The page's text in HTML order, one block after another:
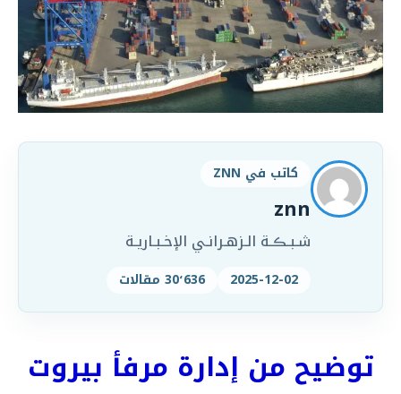
كاتب في ZNN
znn
شـبـڪـة الـزهـرانـي الإخـبـاريـة
2025-12-02 30٬636 مقالات
توضيح من إدارة مرفأ بيروت